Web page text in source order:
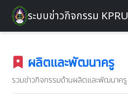
ระบบข่าวกิจกรรม KPRU
ผลิตและพัฒนาครู
รวมข่าวกิจกรรมด้านผลิตและพัฒนาครู